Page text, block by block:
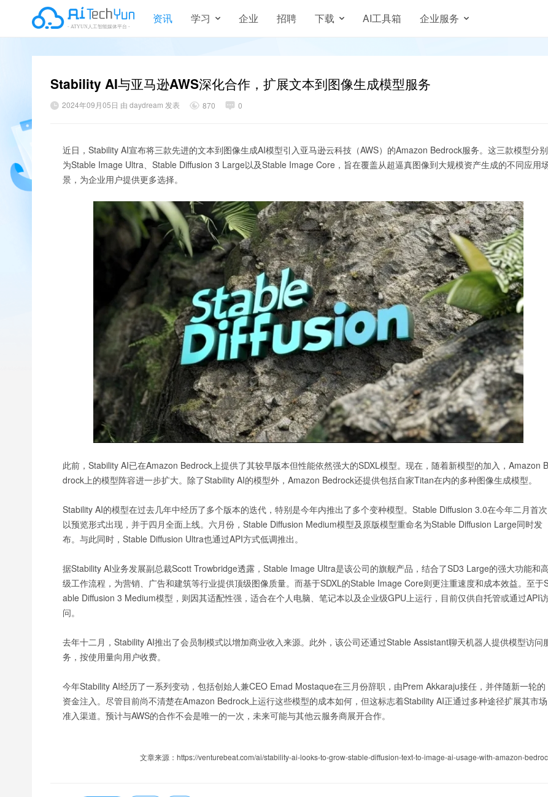
资讯 学习 企业 招聘 下载 AI工具箱 企业服务
Stability AI与亚马逊AWS深化合作，扩展文本到图像生成模型服务
2024年09月05日 由 daydream 发表 870 0
近日，Stability AI宣布将三款先进的文本到图像生成AI模型引入亚马逊云科技（AWS）的Amazon Bedrock服务。这三款模型分别
为Stable Image Ultra、Stable Diffusion 3 Large以及Stable Image Core，旨在覆盖从超逼真图像到大规模资产生成的不同应用
景，为企业用户提供更多选择。
此前，Stability AI已在Amazon Bedrock上提供了其较早版本但性能依然强大的SDXL模型。现在，随着新模型的加入，Amazon
drock上的模型阵容进一步扩大。除了Stability AI的模型外，Amazon Bedrock还提供包括自家Titan在内的多种图像生成模型。
Stability AI的模型在过去几年中经历了多个版本的迭代，特别是今年内推出了多个变种模型。Stable Diffusion 3.0在今年二月首次
以预览形式出现，并于四月全面上线。六月份，Stable Diffusion Medium模型及原版模型重命名为Stable Diffusion Large同时发
布。与此同时，Stable Diffusion Ultra也通过API方式低调推出。
据Stability AI业务发展副总裁Scott Trowbridge透露，Stable Image Ultra是该公司的旗舰产品，结合了SD3 Large的强大功能和高
级工作流程，为营销、广告和建筑等行业提供顶级图像质量。而基于SDXL的Stable Image Core则更注重速度和成本效益。至于
able Diffusion 3 Medium模型，则因其适配性强，适合在个人电脑、笔记本以及企业级GPU上运行，目前仅供自托管或通过API访
问。
去年十二月，Stability AI推出了会员制模式以增加商业收入来源。此外，该公司还通过Stable Assistant聊天机器人提供模型访问
务，按使用量向用户收费。
今年Stability AI经历了一系列变动，包括创始人兼CEO Emad Mostaque在三月份辞职，由Prem Akkaraju接任，并伴随新一轮的
资金注入。尽管目前尚不清楚在Amazon Bedrock上运行这些模型的成本如何，但这标志着Stability AI正通过多种途径扩展其市场
准入渠道。预计与AWS的合作不会是唯一的一次，未来可能与其他云服务商展开合作。
文章来源：https://venturebeat.com/ai/stability-ai-looks-to-grow-stable-diffusion-text-to-image-ai-usage-with-amazon-